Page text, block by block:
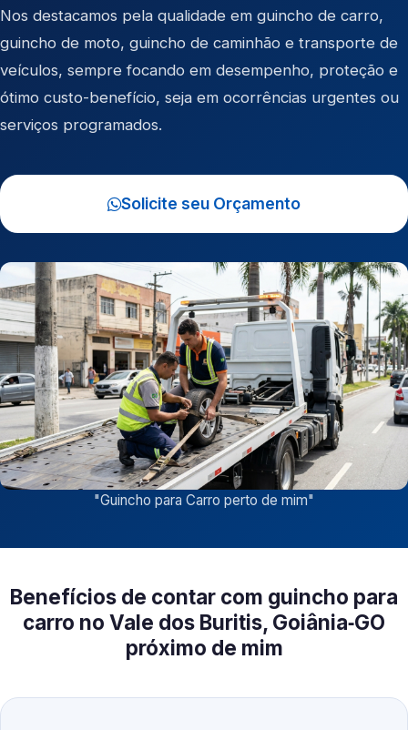
Nos destacamos pela qualidade em guincho de carro,
guincho de moto, guincho de caminhão e transporte de
veículos, sempre focando em desempenho, proteção e
ótimo custo-benefício, seja em ocorrências urgentes ou
serviços programados.
Solicite seu Orçamento
"Guincho para Carro perto de mim"
Benefícios de contar com guincho para
carro no Vale dos Buritis, Goiânia‑GO
próximo de mim